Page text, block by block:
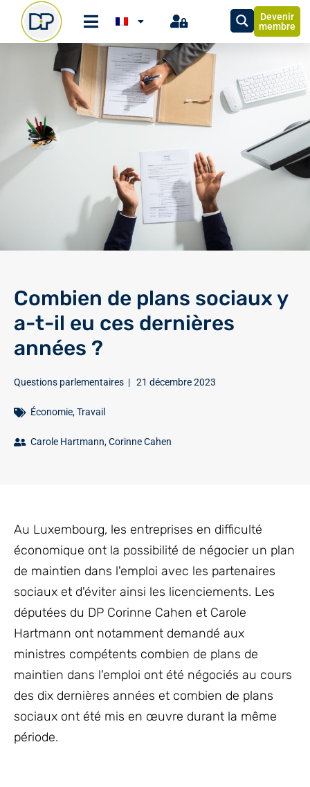
Devenir
membre
Combien de plans sociaux y
a-t-il eu ces dernières
années ?
Questions parlementaires | 21 décembre 2023
Économie,Travail
Carole Hartmann,Corinne Cahen
Au Luxembourg, les entreprises en difficulté
économique ont la possibilité de négocier un plan
de maintien dans l'emploi avec les partenaires
sociaux et d'éviter ainsi les licenciements. Les
députées du DP Corinne Cahen et Carole
Hartmann ont notamment demandé aux
ministres compétents combien de plans de
maintien dans l'emploi ont été négociés au cours
des dix dernières années et combien de plans
sociaux ont été mis en œuvre durant la même
période.